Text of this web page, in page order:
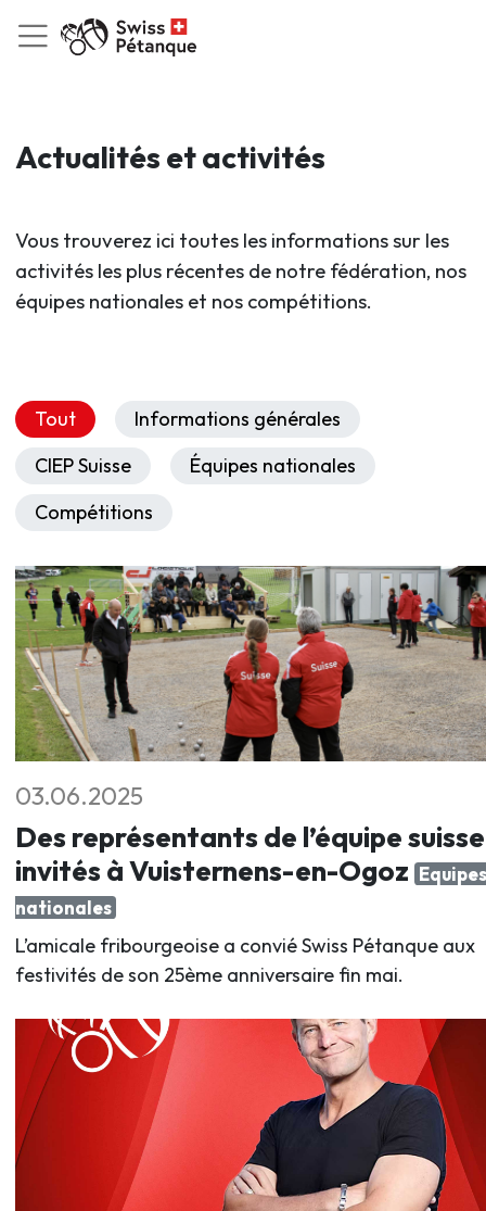
Actualités et activités
Vous trouverez ici toutes les informations sur les
activités les plus récentes de notre fédération, nos
équipes nationales et nos compétitions.
Tout
Informations générales
CIEP Suisse
Équipes nationales
Compétitions
03.06.2025
Des représentants de l’équipe suisse
invités à Vuisternens-en-Ogoz Equipes
nationales
L’amicale fribourgeoise a convié Swiss Pétanque aux
festivités de son 25ème anniversaire fin mai.